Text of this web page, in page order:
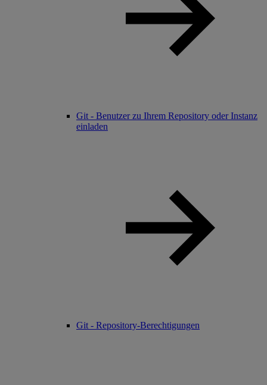
Git - Benutzer zu Ihrem Repository oder Instanz
einladen
Git - Repository-Berechtigungen